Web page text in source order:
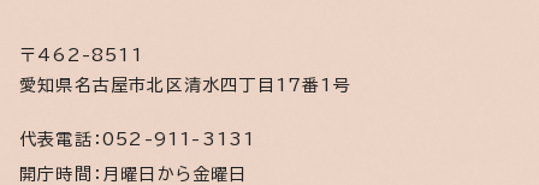
〒462-8511
愛知県名古屋市北区清水四丁目17番1号
代表電話： 052-911-3131
開庁時間： 月曜日から金曜日